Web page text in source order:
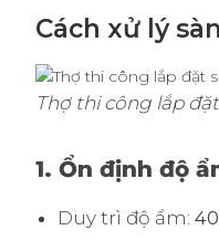
Cách xử lý
Thợ thi công lắp
1. Ổn định độ
Duy trì độ ẩm: